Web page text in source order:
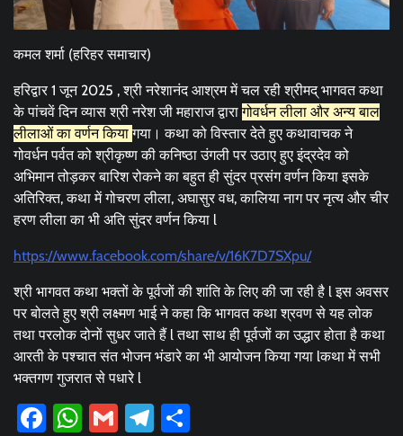
कमल शर्मा (हरिहर समाचार)
हरिद्वार 1 जून 2025 , श्री नरेशानंद आश्रम में चल रही श्रीमद् भागवत कथा
के पांचवें दिन व्यास श्री नरेश जी महाराज द्वारा गोवर्धन लीला और अन्य बाल
लीलाओं का वर्णन किया गया। कथा को विस्तार देते हुए कथावाचक ने
गोवर्धन पर्वत को श्रीकृष्ण की कनिष्ठा उंगली पर उठाए हुए इंद्रदेव को
अभिमान तोड़कर बारिश रोकने का बहुत ही सुंदर प्रसंग वर्णन किया इसके
अतिरिक्त, कथा में गोचरण लीला, अघासुर वध, कालिया नाग पर नृत्य और चीर
हरण लीला का भी अति सुंदर वर्णन किया l
https://www.facebook.com/share/v/16K7D7SXpu/
श्री भागवत कथा भक्तों के पूर्वजों की शांति के लिए की जा रही है l इस अवसर
पर बोलते हुए श्री लक्ष्मण भाई ने कहा कि भागवत कथा श्रवण से यह लोक
तथा परलोक दोनों सुधर जाते हैं l तथा साथ ही पूर्वजों का उद्धार होता है कथा
आरती के पश्चात संत भोजन भंडारे का भी आयोजन किया गया lकथा में सभी
भक्तगण गुजरात से पधारे l
Facebook
WhatsApp
GmailTelegram